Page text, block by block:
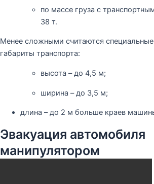
по массе груза с
38 т.
Менее сложными считаются специальные
габариты транспорта:
высота – до 4,5 м;
ширина – до 3,5 м;
длина – до 2 м больше краев
Эвакуация автомобиля
манипулятором